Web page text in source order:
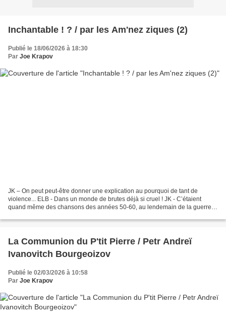
Inchantable ! ? / par les Am'nez ziques (2)
Publié le 18/06/2026 à 18:30
Par Joe Krapov
JK – On peut peut-être donner une explication au pourquoi de tant de
violence... ELB - Dans un monde de brutes déjà si cruel ! JK - C’étaient
quand même des chansons des années 50-60, au lendemain de la guerre,
La Communion du P'tit Pierre / Petr Andreï
Ivanovitch Bourgeoizov
Publié le 02/03/2026 à 10:58
Par Joe Krapov